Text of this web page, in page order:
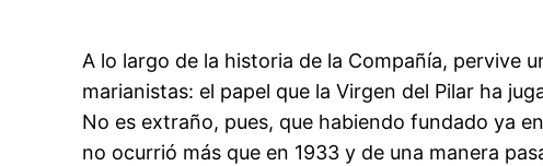
A lo largo de la historia de la Compañía, pervive
marianistas: el papel que la Virgen del Pilar ha
No es extraño, pues, que habiendo fundado ya
no ocurrió más que en 1933 y de una manera